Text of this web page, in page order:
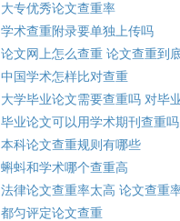
大专优秀论文查重率
学术查重附录要单独上传吗
论文网上怎么查重 论文查重到
中国学术怎样比对查重
大学毕业论文需要查重吗 对毕
毕业论文可以用学术期刊查重
本科论文查重规则有哪些
蝌蚪和学术哪个查重高
法律论文查重率太高 论文查重
都匀评定论文查重